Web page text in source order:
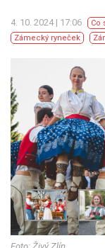
4. 10. 2024 | 17:06 Co
Zámecký ryneček